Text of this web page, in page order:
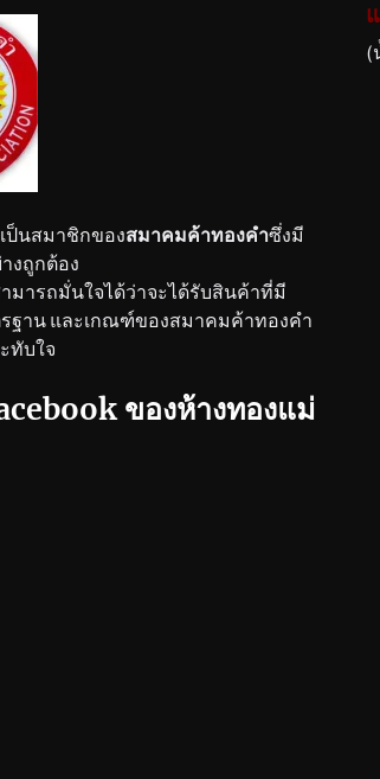
(
ป็นสมาชิกของสมาคมค้าทองคำซึ่งมี
งถูกต้อง
มารถมั่นใจได้ว่าจะได้รับสินค้าที่มี
ฐาน และเกณฑ์ของสมาคมค้าทองคำ
ทับใจ
ของห้างทองแม่